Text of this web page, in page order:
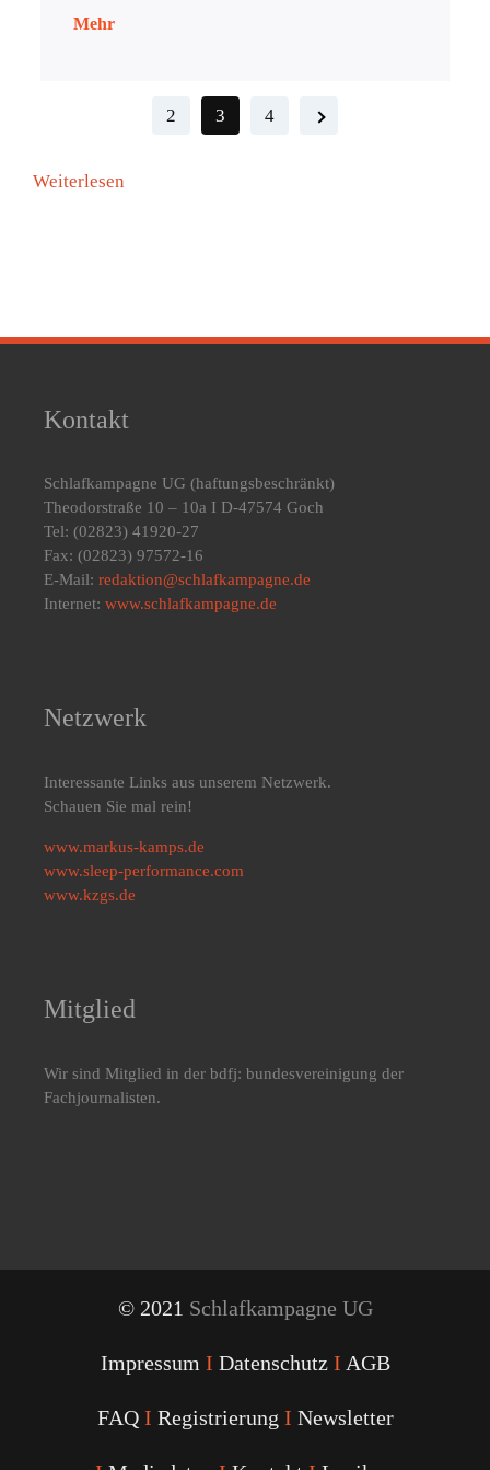
Mehr
2 3 4
Weiterlesen
Kontakt
Schlafkampagne UG (haftungsbeschränkt)
Theodorstraße 10 – 10a I D-47574 Goch
Tel: (02823) 41920-27
Fax: (02823) 97572-16
E-Mail: redaktion@schlafkampagne.de
Internet: www.schlafkampagne.de
Netzwerk
Interessante Links aus unserem Netzwerk.
Schauen Sie mal rein!
www.markus-kamps.de
www.sleep-performance.com
www.kzgs.de
Mitglied
Wir sind Mitglied in der bdfj: bundesvereinigung der
Fachjournalisten.
© 2021 Schlafkampagne UG
Impressum I Datenschutz I AGB
FAQ I Registrierung I Newsletter